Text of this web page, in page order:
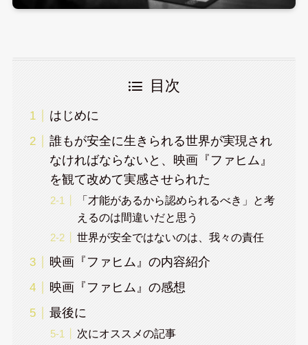
目次
はじめに
誰もが安全に生きられる世界が実現され
なければならないと、映画『ファヒム』
を観て改めて実感させられた
「才能があるから認められるべき」と考
えるのは間違いだと思う
世界が安全ではないのは、我々の責任
映画『ファヒム』の内容紹介
映画『ファヒム』の感想
最後に
次にオススメの記事